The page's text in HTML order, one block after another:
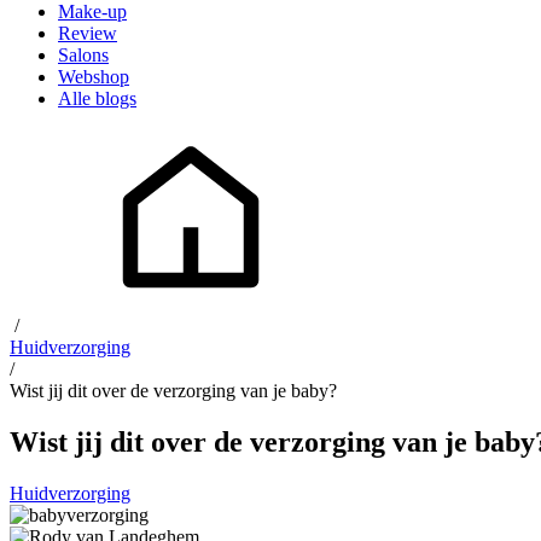
Make-up
Review
Salons
Webshop
Alle blogs
/
Huidverzorging
/
Wist jij dit over de verzorging van je baby?
Wist jij dit over de verzorging van je
Huidverzorging